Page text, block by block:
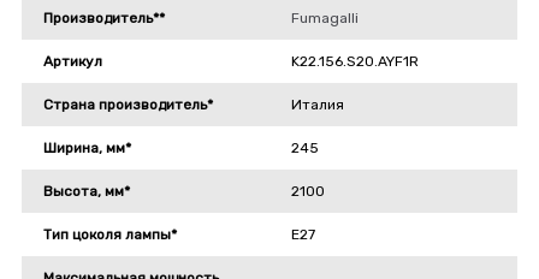
Производитель** Fumagalli
Артикул K22.156.S20.AYF1R
Страна производитель* Италия
Ширина, мм* 245
Высота, мм* 2100
Тип цоколя лампы* E27